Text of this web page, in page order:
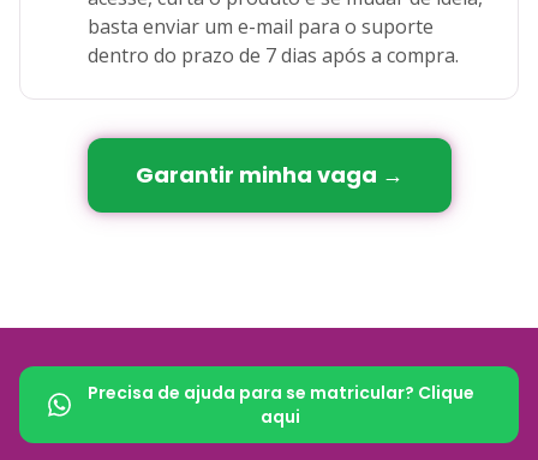
basta enviar um e-mail para o suporte
dentro do prazo de 7 dias após a compra.
Garantir minha vaga →
Precisa de ajuda para se matricular? Clique
aqui